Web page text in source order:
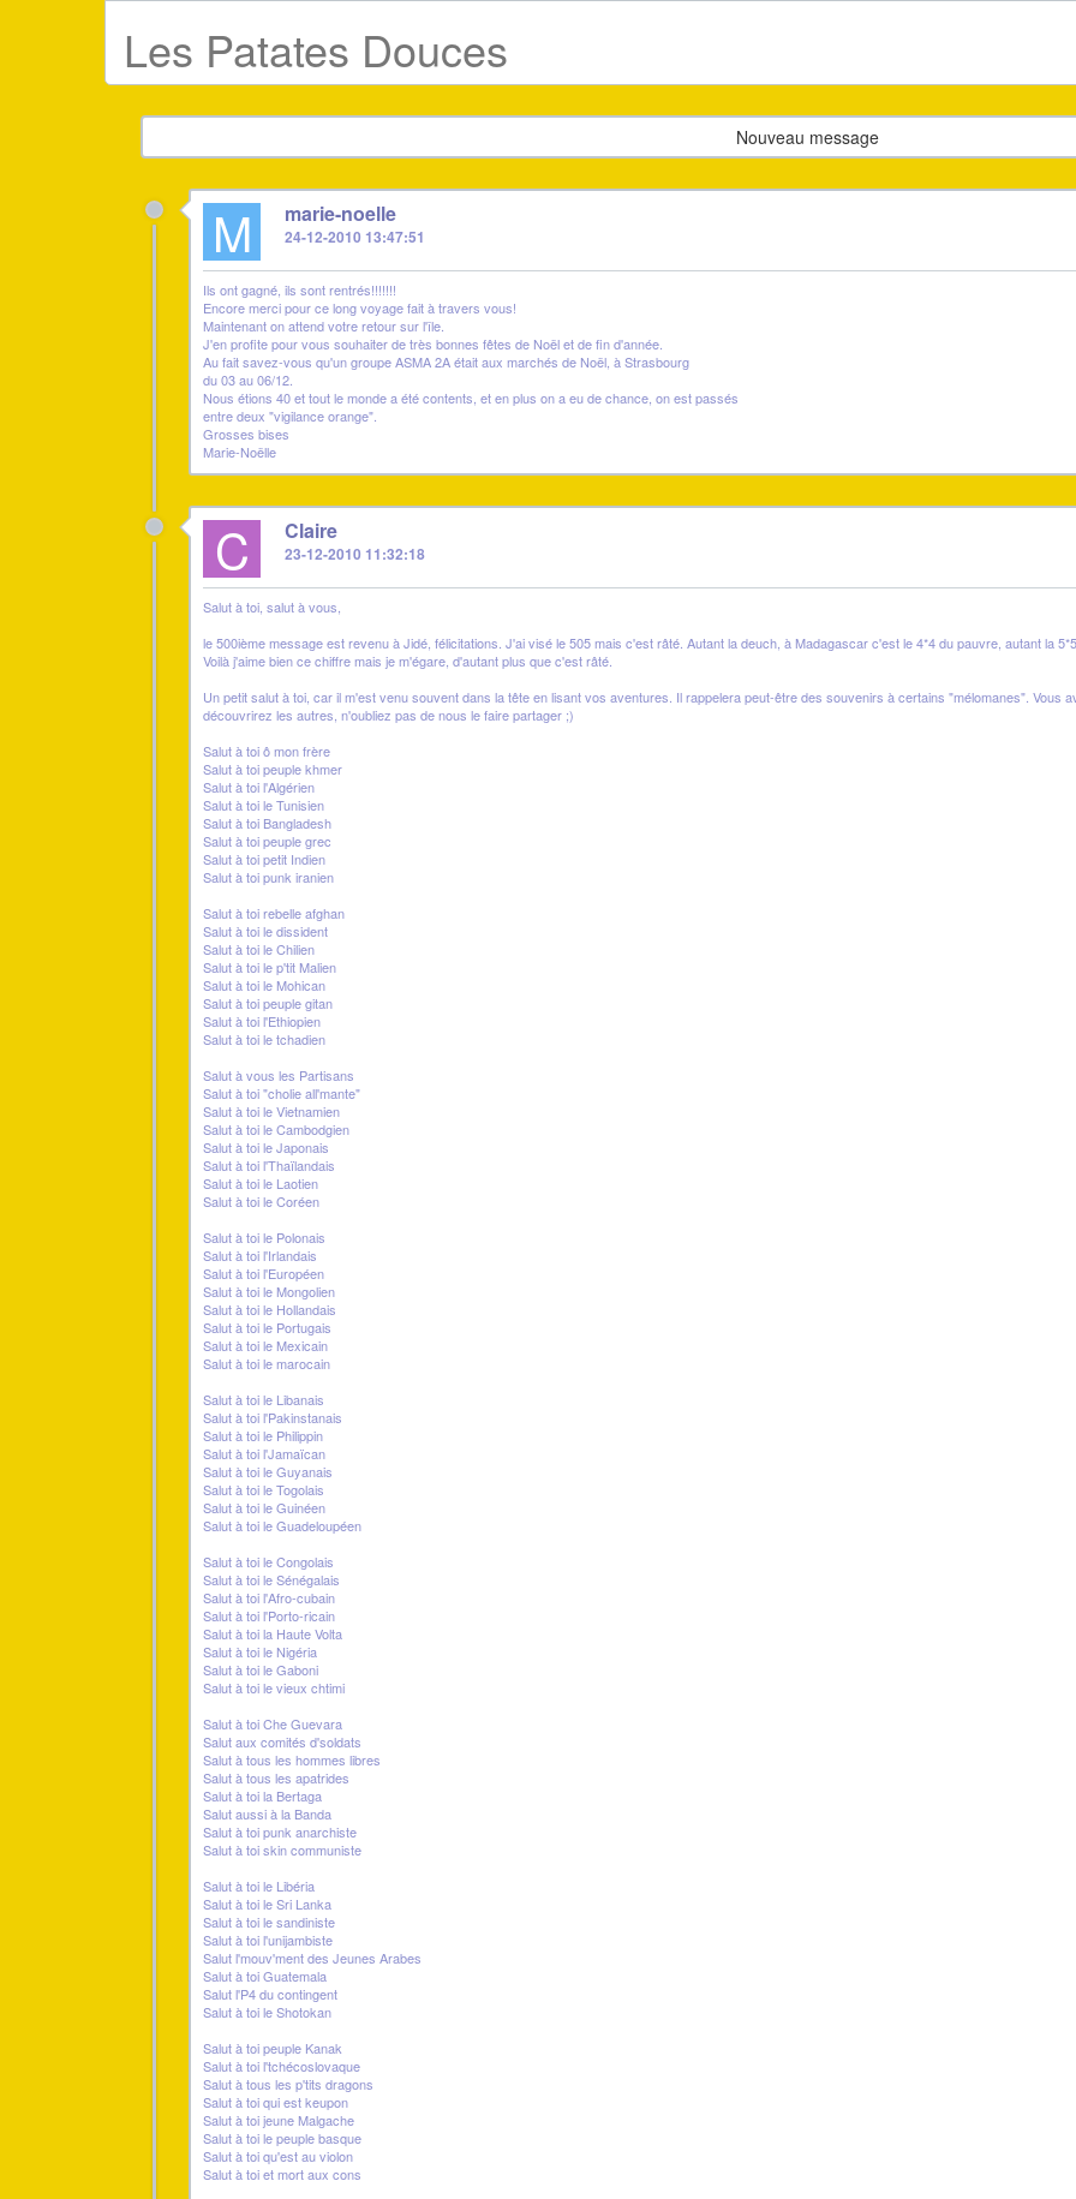
Les Patates Douces
Nouveau message
M marie-noelle
24-12-2010 13:47:51
Ils ont gagné, ils sont rentrés!!!!!!!
Encore merci pour ce long voyage fait à travers vous!
Maintenant on attend votre retour sur l'île.
J'en profite pour vous souhaiter de très bonnes fêtes de Noël et de fin d'année.
Au fait savez-vous qu'un groupe ASMA 2A était aux marchés de Noël, à Strasbourg
du 03 au 06/12.
Nous étions 40 et tout le monde a été contents, et en plus on a eu de chance, on est passés
entre deux "vigilance orange".
Grosses bises
Marie-Noëlle
C Claire
23-12-2010 11:32:18
Salut à toi, salut à vous,
le 500ième message est revenu à Jidé, félicitations. J'ai visé le 505 mais c'est râté. Autant la deuch, à Madagascar c'est le 4*4 du pauvre, autant la
Voilà j'aime bien ce chiffre mais je m'égare, d'autant plus que c'est râté.
Un petit salut à toi, car il m'est venu souvent dans la tête en lisant vos aventures. Il rappelera peut-être des souvenirs à certains "mélomanes". Vous
découvrirez les autres, n'oubliez pas de nous le faire partager ;)
Salut à toi ô mon frère
Salut à toi peuple khmer
Salut à toi l'Algérien
Salut à toi le Tunisien
Salut à toi Bangladesh
Salut à toi peuple grec
Salut à toi petit Indien
Salut à toi punk iranien
Salut à toi rebelle afghan
Salut à toi le dissident
Salut à toi le Chilien
Salut à toi le p'tit Malien
Salut à toi le Mohican
Salut à toi peuple gitan
Salut à toi l'Ethiopien
Salut à toi le tchadien
Salut à vous les Partisans
Salut à toi "cholie all'mante"
Salut à toi le Vietnamien
Salut à toi le Cambodgien
Salut à toi le Japonais
Salut à toi l'Thaïlandais
Salut à toi le Laotien
Salut à toi le Coréen
Salut à toi le Polonais
Salut à toi l'Irlandais
Salut à toi l'Européen
Salut à toi le Mongolien
Salut à toi le Hollandais
Salut à toi le Portugais
Salut à toi le Mexicain
Salut à toi le marocain
Salut à toi le Libanais
Salut à toi l'Pakinstanais
Salut à toi le Philippin
Salut à toi l'Jamaïcan
Salut à toi le Guyanais
Salut à toi le Togolais
Salut à toi le Guinéen
Salut à toi le Guadeloupéen
Salut à toi le Congolais
Salut à toi le Sénégalais
Salut à toi l'Afro-cubain
Salut à toi l'Porto-ricain
Salut à toi la Haute Volta
Salut à toi le Nigéria
Salut à toi le Gaboni
Salut à toi le vieux chtimi
Salut à toi Che Guevara
Salut aux comités d'soldats
Salut à tous les hommes libres
Salut à tous les apatrides
Salut à toi la Bertaga
Salut aussi à la Banda
Salut à toi punk anarchiste
Salut à toi skin communiste
Salut à toi le Libéria
Salut à toi le Sri Lanka
Salut à toi le sandiniste
Salut à toi l'unijambiste
Salut l'mouv'ment des Jeunes Arabes
Salut à toi Guatemala
Salut l'P4 du contingent
Salut à toi le Shotokan
Salut à toi peuple Kanak
Salut à toi l'tchécoslovaque
Salut à tous les p'tits dragons
Salut à toi qui est keupon
Salut à toi jeune Malgache
Salut à toi le peuple basque
Salut à toi qu'est au violon
Salut à toi et mort aux cons